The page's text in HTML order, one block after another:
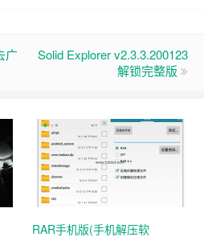
广
Solid Explorer v2.3.3.200123
解锁完整版
RAR手机版(手机解压软